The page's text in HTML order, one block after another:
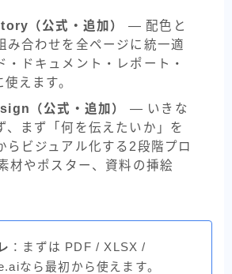
（公式・追加）
— 配色と
み合わせを全ページに統一適
・ドキュメント・レポート・
えます。
（公式・追加）
— いきな
、まず「何を伝えたいか」を
らビジュアル化する2段階プロ
材やポスター、資料の挿絵
：まずは PDF / XLSX /
なら最初から使えます。